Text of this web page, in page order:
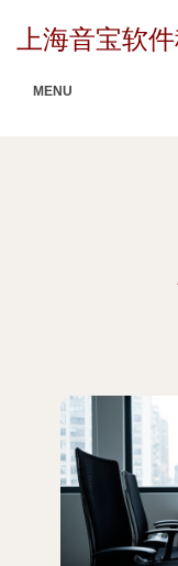
上海音宝软
MENU